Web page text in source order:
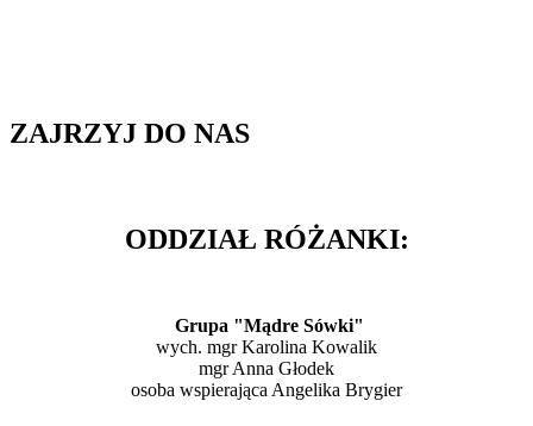
ZAJRZYJ DO NAS
ODDZIAŁ RÓŻANKI:
Grupa "Mądre Sówki"
wych. mgr Karolina Kowalik
mgr Anna Głodek
osoba wspierająca Angelika Brygier